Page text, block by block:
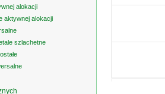
alokacji
aktywnej alokacji
szlachetne